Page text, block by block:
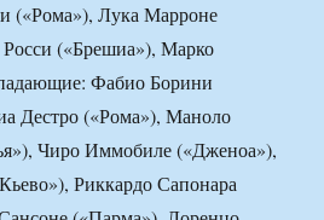
(«Рома»), Лука Марроне
(«Брешиа»), Марко
Фабио Борини
Дестро («Рома»), Маноло
Чиро Иммобиле («Дженоа»),
Риккардо Сапонара